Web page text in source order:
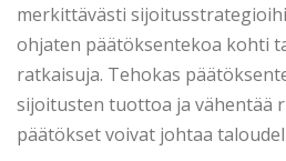
merkittävästi
ohjaten päätöksentekoa kohti
ratkaisuja. Tehokas
sijoitusten tuottoa ja vähentää
päätökset voivat johtaa